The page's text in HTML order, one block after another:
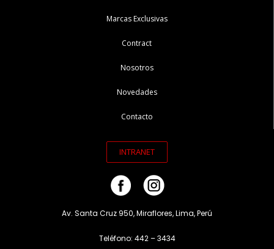
Marcas Exclusivas
Contract
Nosotros
Novedades
Contacto
INTRANET
Av. Santa Cruz 950, Miraflores, Lima, Perú
Teléfono: 442 – 3434